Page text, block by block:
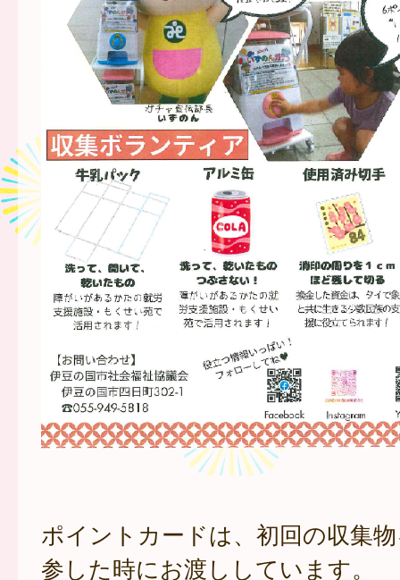
ポイントカードは、初回の収集
参した時にお渡ししています。